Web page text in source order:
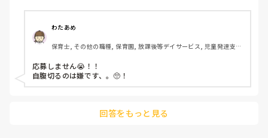
わたあめ
保育士, その他の職種, 保育園, 放課後等デイサービス, 児童発達支援
応募しません😭！！
自腹切るのは嫌です、。🥺！
回答をもっと見る